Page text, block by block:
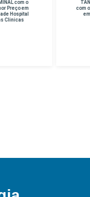
TANATOPRAXIA
com o Melhor Preço